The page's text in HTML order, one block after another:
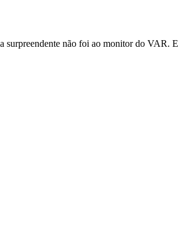
surpreendente não foi ao monitor do VAR. E